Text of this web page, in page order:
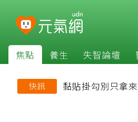
焦點 養生 失智論壇
快訊 黏貼掛勾別只拿